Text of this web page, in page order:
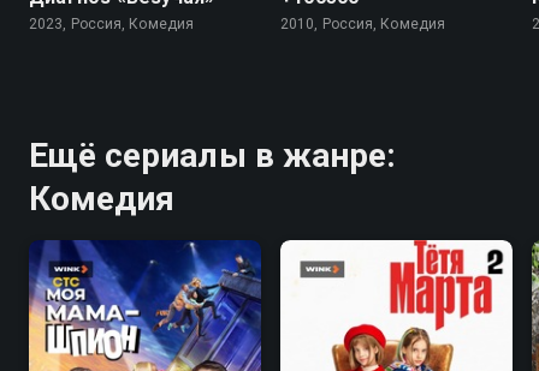
2023, Россия, Комедия 2010, Россия, Комедия
Ещё сериалы в жанре:
Комедия